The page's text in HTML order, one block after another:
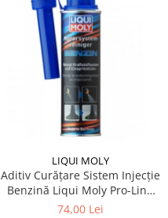
LIQUI MOLY
Aditiv Curățare Sistem Injecție
Benzină Liqui Moly Pro-Line
(300 ml) - Tratament
74,00 Lei